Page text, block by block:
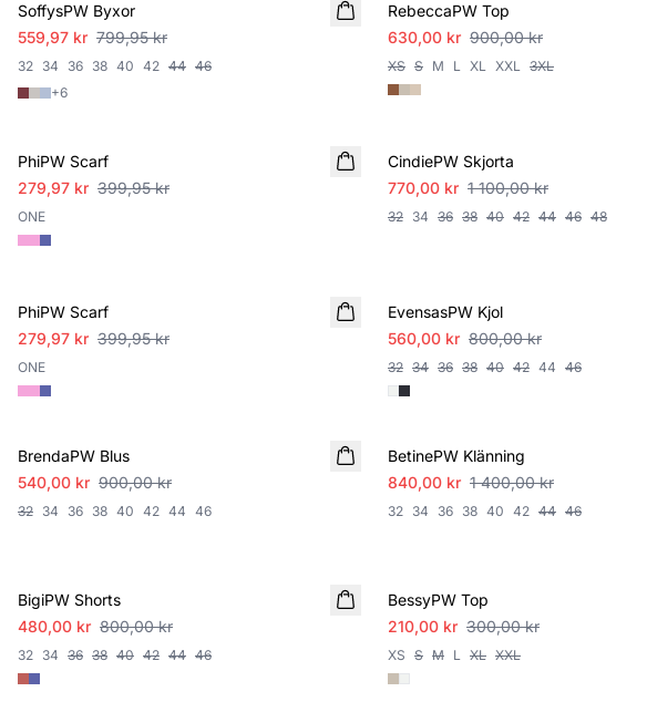
SoffysPW Byxor
559,97 kr 799,95 kr
32 34 36 38 40 42 44 46
+6
RebeccaPW Top
630,00 kr 900,00 kr
XS S M L XL XXL 3XL
PhiPW Scarf
279,97 kr 399,95 kr
ONE
CindiePW Skjorta
770,00 kr 1 100,00 kr
32 34 36 38 40 42 44 46 48
PhiPW Scarf
279,97 kr 399,95 kr
ONE
EvensasPW Kjol
560,00 kr 800,00 kr
32 34 36 38 40 42 44 46
BrendaPW Blus
540,00 kr 900,00 kr
32 34 36 38 40 42 44 46
BetinePW Klänning
840,00 kr 1 400,00 kr
32 34 36 38 40 42 44 46
BigiPW Shorts
480,00 kr 800,00 kr
32 34 36 38 40 42 44 46
BessyPW Top
210,00 kr 300,00 kr
XS S M L XL XXL